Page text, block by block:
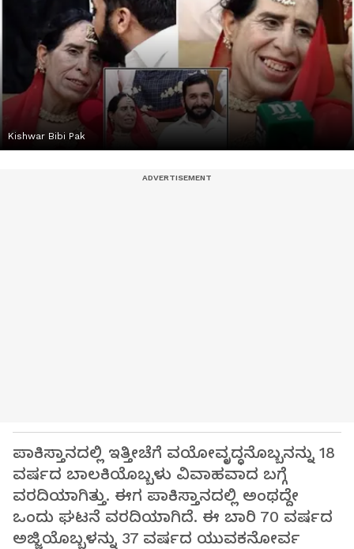
Kishwar Bibi Pak
ಪಾಕಿಸ್ತಾನದಲ್ಲಿ ಇತ್ತೀಚೆಗೆ ವಯೋವೃದ್ಧನೊಬ್ಬನನ್ನು 18
ವರ್ಷದ ಬಾಲಕಿಯೊಬ್ಬಳು ವಿವಾಹವಾದ ಬಗ್ಗೆ
ವರದಿಯಾಗಿತ್ತು. ಈಗ ಪಾಕಿಸ್ತಾನದಲ್ಲಿ ಅಂಥದ್ದೇ
ಒಂದು ಘಟನೆ ವರದಿಯಾಗಿದೆ. ಈ ಬಾರಿ 70 ವರ್ಷದ
ಅಜ್ಜಿಯೊಬ್ಬಳನ್ನು 37 ವರ್ಷದ ಯುವಕನೋರ್ವ